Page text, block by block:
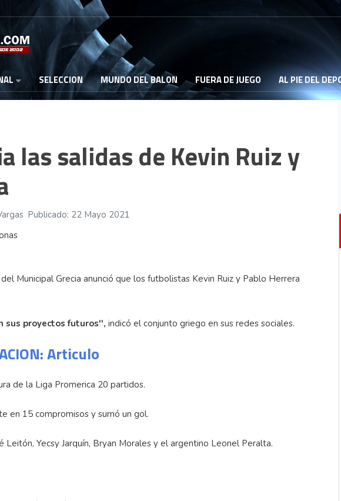
SELECCION MUNDO DEL BALON FUERA DE JUEGO AL PIE DEL
las salidas de Kevin Ruiz y
Publicado: 22 Mayo 2021
Municipal Grecia anunció que los futbolistas Kevin Ruiz y Pablo Herrera
sus proyectos futuros'', indicó el conjunto griego en sus redes sociales.
Articulo
de la Liga Promerica 20 partidos.
en 15 compromisos y sumó un gol.
Leitón, Yecsy Jarquín, Bryan Morales y el argentino Leonel Peralta.